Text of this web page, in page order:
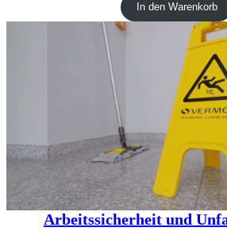
In den Warenkorb
Arbeitssicherheit und